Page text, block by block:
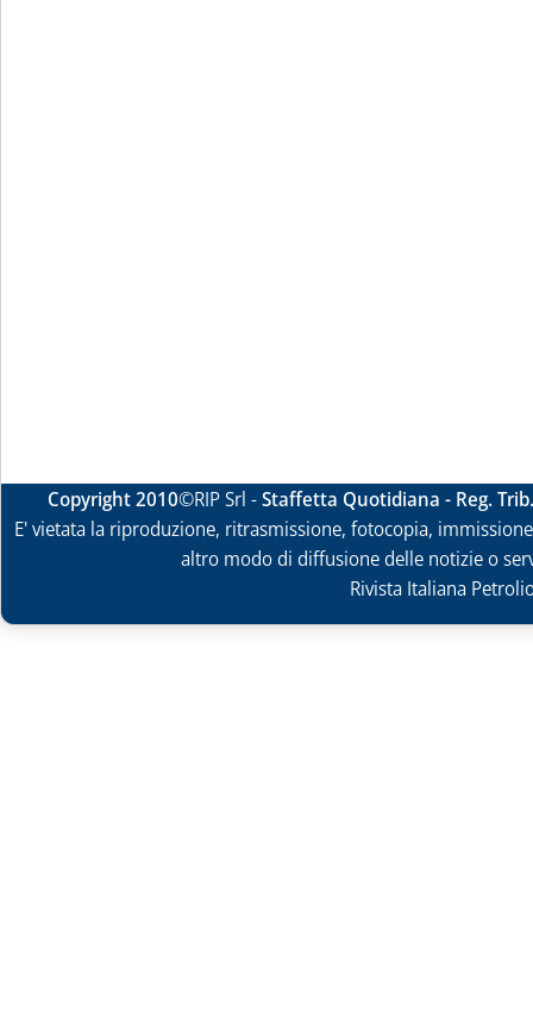
Copyright 2010©RIP Srl -Staffetta Quotidiana - Reg.
E' vietata la riproduzione, ritrasmissione, fotocopia,
altro modo di diffusione delle notizie o
Rivista Italiana